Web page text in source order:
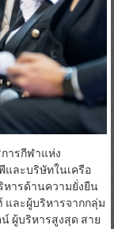
ารกีฬาแห่ง
และบริษัทในเครือ
ารด้านความยั่งยืน
ละผู้บริหารจากกลุ่ม
ผู้บริหารสูงสุด สาย